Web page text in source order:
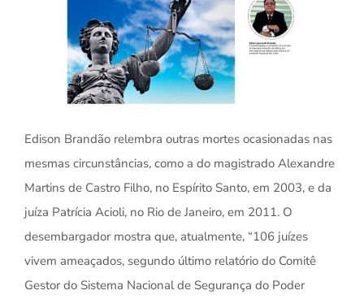
Edison Brandão relembra outras mortes ocasionadas nas
mesmas circunstâncias, como a do magistrado Alexandre
Martins de Castro Filho, no Espírito Santo, em 2003, e da
juíza Patrícia Acioli, no Rio de Janeiro, em 2011. O
desembargador mostra que, atualmente, “106 juízes
vivem ameaçados, segundo último relatório do Comitê
Gestor do Sistema Nacional de Segurança do Poder